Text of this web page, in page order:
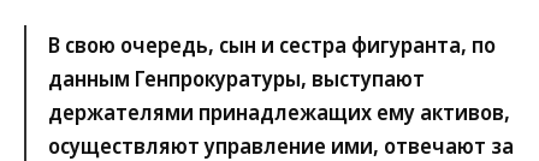
В свою очередь, сын и сестра фигуранта, по
данным Генпрокуратуры, выступают
держателями принадлежащих ему активов,
осуществляют управление ими, отвечают за